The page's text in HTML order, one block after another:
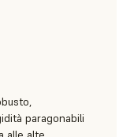
paragonabili